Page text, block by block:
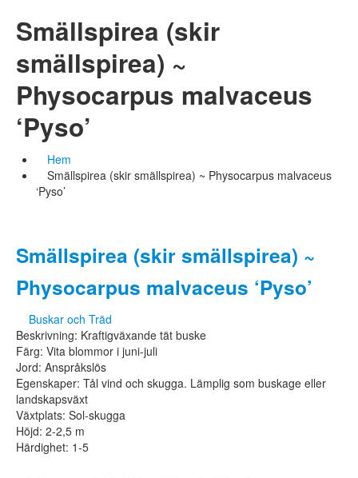
Smällspirea (skir
smällspirea) ~
Physocarpus malvaceus
‘Pyso’
Hem
Smällspirea (skir smällspirea) ~ Physocarpus malvaceus
‘Pyso’
Smällspirea (skir smällspirea) ~
Physocarpus malvaceus ‘Pyso’
Buskar och Träd
Beskrivning: Kraftigväxande tät buske
Färg: Vita blommor i juni-juli
Jord: Anspråkslös
Egenskaper: Tål vind och skugga. Lämplig som buskage eller
landskapsväxt
Växtplats: Sol-skugga
Höjd: 2-2,5 m
Härdighet: 1-5